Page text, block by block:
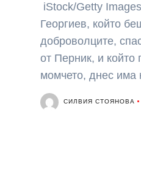
iStock/Getty
Георгиев, който
доброволците,
от Перник, и който
момчето, днес има
СИЛВИЯ СТОЯНОВА